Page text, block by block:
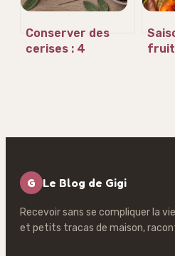
Conserver des
cerises : 4
G Le Blog de Gigi
Recevoir sans se compliquer la
et petits tracas de maison,